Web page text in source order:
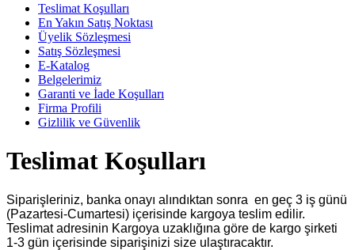
Teslimat Koşulları
En Yakın Satış Noktası
Üyelik Sözleşmesi
Satış Sözleşmesi
E-Katalog
Belgelerimiz
Garanti ve İade Koşulları
Firma Profili
Gizlilik ve Güvenlik
Teslimat Koşulları
Siparişleriniz, banka onayı alındıktan sonra en geç 3 iş günü
(Pazartesi-Cumartesi) içerisinde kargoya teslim edilir.
Teslimat adresinin Kargoya uzaklığına göre de kargo şirketi
1-3 gün içerisinde siparişinizi size ulaştıracaktır.